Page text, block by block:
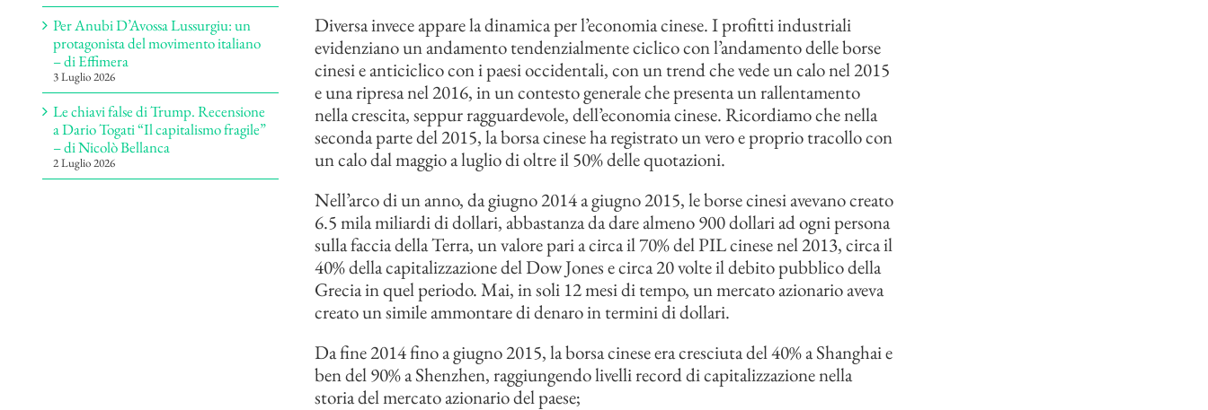
Diversa invece appare la dinamica per l’economia cinese. I profitti industriali
evidenziano un andamento tendenzialmente ciclico con l’andamento delle borse
cinesi e anticiclico con i paesi occidentali, con un trend che vede un calo nel 2015
e una ripresa nel 2016, in un contesto generale che presenta un rallentamento
nella crescita, seppur ragguardevole, dell’economia cinese. Ricordiamo che nella
seconda parte del 2015, la borsa cinese ha registrato un vero e proprio tracollo con
un calo dal maggio a luglio di oltre il 50% delle quotazioni.
Nell’arco di un anno, da giugno 2014 a giugno 2015, le borse cinesi avevano creato
6.5 mila miliardi di dollari, abbastanza da dare almeno 900 dollari ad ogni persona
sulla faccia della Terra, un valore pari a circa il 70% del PIL cinese nel 2013, circa il
40% della capitalizzazione del Dow Jones e circa 20 volte il debito pubblico della
Grecia in quel periodo. Mai, in soli 12 mesi di tempo, un mercato azionario aveva
creato un simile ammontare di denaro in termini di dollari.
Da fine 2014 fino a giugno 2015, la borsa cinese era cresciuta del 40% a Shanghai e
ben del 90% a Shenzhen, raggiungendo livelli record di capitalizzazione nella
storia del mercato azionario del paese;
Per Anubi D’Avossa Lussurgiu: un
protagonista del movimento italiano
– di Effimera
3 Luglio 2026
Le chiavi false di Trump. Recensione
a Dario Togati “Il capitalismo fragile”
– di Nicolò Bellanca
2 Luglio 2026